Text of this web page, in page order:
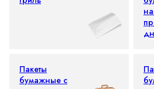
Пакеты
бумажные с